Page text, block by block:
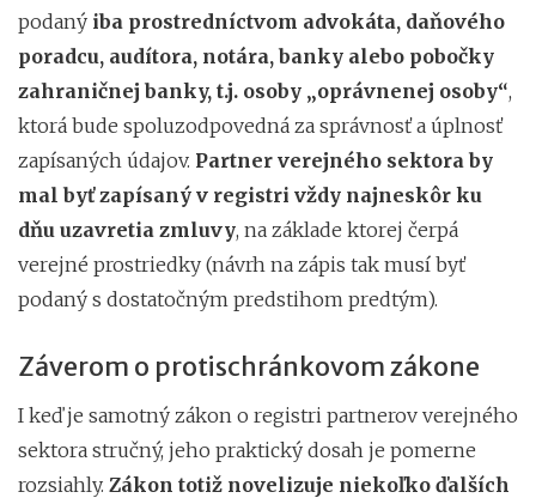
podaný iba prostredníctvom advokáta, daňového
poradcu, audítora, notára, banky alebo pobočky
zahraničnej banky, t.j. osoby „oprávnenej osoby“,
ktorá bude spoluzodpovedná za správnosť a úplnosť
zapísaných údajov. Partner verejného sektora by
mal byť zapísaný v registri vždy najneskôr ku
dňu uzavretia zmluvy, na základe ktorej čerpá
verejné prostriedky (návrh na zápis tak musí byť
podaný s dostatočným predstihom predtým).
Záverom o protischránkovom zákone
I keď je samotný zákon o registri partnerov verejného
sektora stručný, jeho praktický dosah je pomerne
rozsiahly. Zákon totiž novelizuje niekoľko ďalších